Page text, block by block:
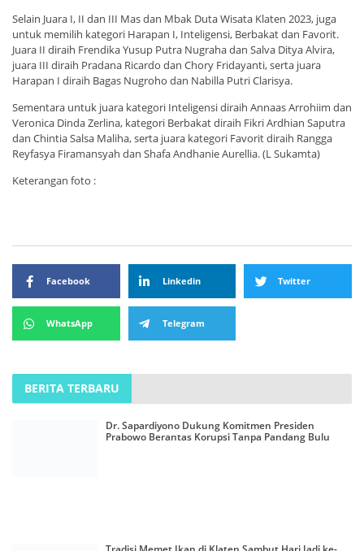
Selain Juara I, II dan III Mas dan Mbak Duta Wisata Klaten 2023, juga
untuk memilih kategori Harapan I, Inteligensi, Berbakat dan Favorit.
Juara II diraih Frendika Yusup Putra Nugraha dan Salva Ditya Alvira,
juara III diraih Pradana Ricardo dan Chory Fridayanti, serta juara
Harapan I diraih Bagas Nugroho dan Nabilla Putri Clarisya.
Sementara untuk juara kategori Inteligensi diraih Annaas Arrohiim dan
Veronica Dinda Zerlina, kategori Berbakat diraih Fikri Ardhian Saputra
dan Chintia Salsa Maliha, serta juara kategori Favorit diraih Rangga
Reyfasya Firamansyah dan Shafa Andhanie Aurellia. (L Sukamta)
Keterangan foto :
Facebook Linkedin Twitter
WhatsApp Telegram
BERITA TERBARU
Dr. Sapardiyono Dukung Komitmen Presiden
Prabowo Berantas Korupsi Tanpa Pandang Bulu